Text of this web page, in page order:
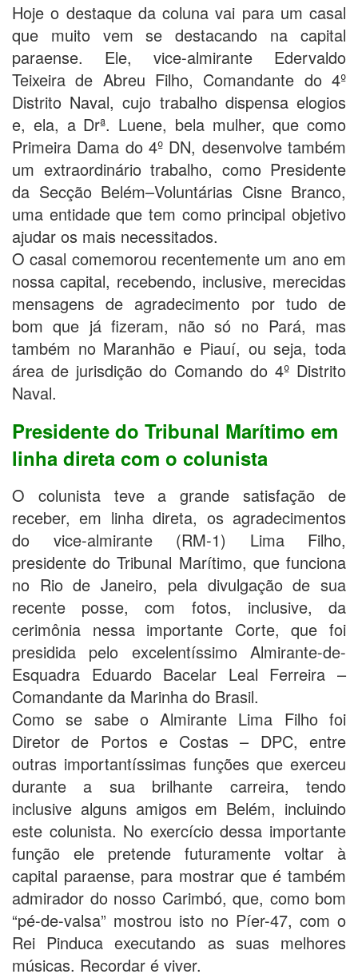
Hoje o destaque da coluna vai para um casal
que muito vem se destacando na capital
paraense. Ele, vice-almirante Edervaldo
Teixeira de Abreu Filho, Comandante do 4º
Distrito Naval, cujo trabalho dispensa elogios
e, ela, a Drª. Luene, bela mulher, que como
Primeira Dama do 4º DN, desenvolve também
um extraordinário trabalho, como Presidente
da Secção Belém–Voluntárias Cisne Branco,
uma entidade que tem como principal objetivo
ajudar os mais necessitados.
O casal comemorou recentemente um ano em
nossa capital, recebendo, inclusive, merecidas
mensagens de agradecimento por tudo de
bom que já fizeram, não só no Pará, mas
também no Maranhão e Piauí, ou seja, toda
área de jurisdição do Comando do 4º Distrito
Naval.
Presidente do Tribunal Marítimo em
linha direta com o colunista
O colunista teve a grande satisfação de
receber, em linha direta, os agradecimentos
do vice-almirante (RM-1) Lima Filho,
presidente do Tribunal Marítimo, que funciona
no Rio de Janeiro, pela divulgação de sua
recente posse, com fotos, inclusive, da
cerimônia nessa importante Corte, que foi
presidida pelo excelentíssimo Almirante-de-
Esquadra Eduardo Bacelar Leal Ferreira –
Comandante da Marinha do Brasil.
Como se sabe o Almirante Lima Filho foi
Diretor de Portos e Costas – DPC, entre
outras importantíssimas funções que exerceu
durante a sua brilhante carreira, tendo
inclusive alguns amigos em Belém, incluindo
este colunista. No exercício dessa importante
função ele pretende futuramente voltar à
capital paraense, para mostrar que é também
admirador do nosso Carimbó, que, como bom
“pé-de-valsa” mostrou isto no Píer-47, com o
Rei Pinduca executando as suas melhores
músicas. Recordar é viver.